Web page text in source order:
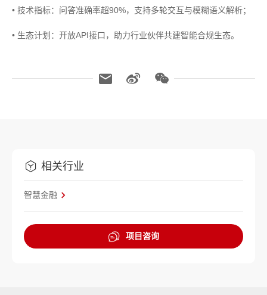
• 技术指标：问答准确率超90%，支持多轮交互与模糊语义解析；
• 生态计划：开放API接口，助力行业伙伴共建智能合规生态。
相关行业
智慧金融
项目咨询